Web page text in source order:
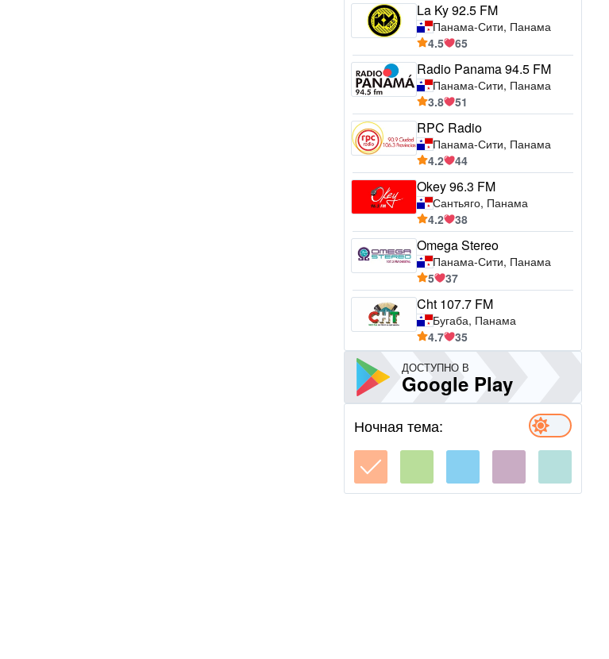
La Ky 92.5 FM
Панама-Сити, Панама
4.5
65
Radio Panama 94.5 FM
Панама-Сити, Панама
3.8
51
RPC Radio
Панама-Сити, Панама
4.2
44
Okey 96.3 FM
Сантьяго, Панама
4.2
38
Omega Stereo
Панама-Сити, Панама
5
37
Cht 107.7 FM
Бугаба, Панама
4.7
35
ДОСТУПНО В
Google Play
Ночная тема: